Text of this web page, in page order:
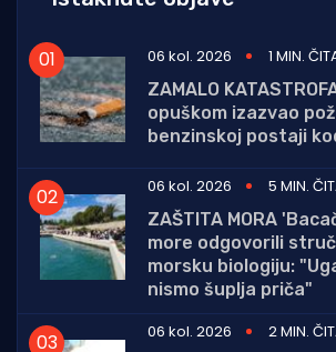
06 kol. 2026
1 MIN.
ZAMALO
opuškom izazvao
benzinskoj postaji
06 kol. 2026
5 MIN.
ZAŠTITA MORA
more odgovorili
morsku biologiju:
nismo šuplja priča"
06 kol. 2026
2 MIN.